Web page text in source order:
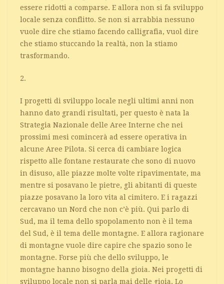
essere ridotti a comparse. E allora non si fa sviluppo
locale senza conflitto. Se non si arrabbia nessuno
vuole dire che stiamo facendo calligrafia, vuol dire
che stiamo stuccando la realtà, non la stiamo
trasformando.
2.
I progetti di sviluppo locale negli ultimi anni non
hanno dato grandi risultati, per questo è nata la
Strategia Nazionale delle Aree Interne che nei
prossimi mesi comincerà ad essere operativa in
alcune Aree Pilota. Si cerca di cambiare logica
rispetto alle fontane restaurate che sono di nuovo
in disuso, alle piazze molte volte ripavimentate, ma
mentre si posavano le pietre, gli abitanti di queste
piazze posavano la loro vita al cimitero. E i ragazzi
cercavano un Nord che non c’è più. Qui parlo di
Sud, ma il tema dello spopolamento non è il tema
del Sud, è il tema delle montagne. E allora ragionare
di montagne vuole dire capire che spazio sono le
montagne. Forse più che dello sviluppo, le
montagne hanno bisogno della gioia. Nei progetti di
sviluppo locale non si parla mai delle gioia. Lo